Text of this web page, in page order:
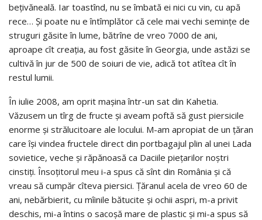
beţivăneală. Iar toastînd, nu se îmbată ei nici cu vin, cu apă
rece… Şi poate nu e întîmplător că cele mai vechi seminţe de
struguri găsite în lume, bătrîne de vreo 7000 de ani,
aproape cît creaţia, au fost găsite în Georgia, unde astăzi se
cultivă în jur de 500 de soiuri de vie, adică tot atîtea cît în
restul lumii.
În iulie 2008, am oprit maşina într-un sat din Kahetia.
Văzusem un tîrg de fructe şi aveam poftă să gust piersicile
enorme şi strălucitoare ale locului. M-am apropiat de un ţăran
care îşi vindea fructele direct din portbagajul plin al unei Lada
sovietice, veche şi răpănoasă ca Daciile pieţarilor noştri
cinstiţi. Însoţitorul meu i-a spus că sînt din România şi că
vreau să cumpăr cîteva piersici. Ţăranul acela de vreo 60 de
ani, nebărbierit, cu mîinile bătucite şi ochii aspri, m-a privit
deschis, mi-a întins o sacoşă mare de plastic şi mi-a spus să